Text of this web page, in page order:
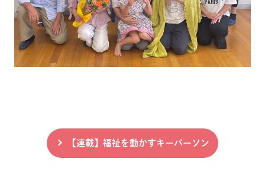
【連載】福祉を動かすキーパーソン